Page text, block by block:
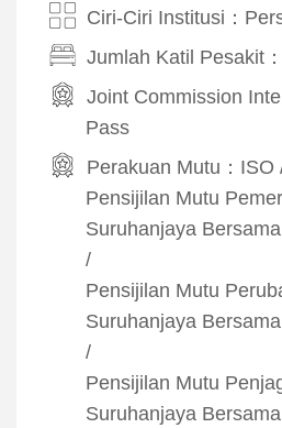
Ciri-Ciri Institusi：
Jumlah Katil Pesakit
Joint Commission
Pass
Perakuan Mutu： ISO
Pensijilan Mutu
Suruhanjaya
/
Pensijilan Mutu
Suruhanjaya
/
Pensijilan Mutu
Suruhanjaya